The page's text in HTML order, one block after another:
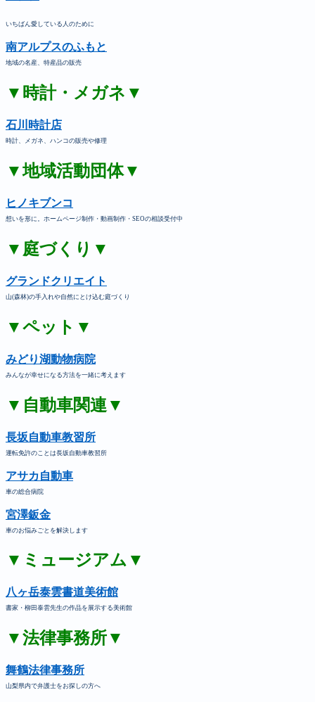
いちばん愛している人のために
南アルプスのふもと
地域の名産、特産品の販売
▼時計・メガネ▼
石川時計店
時計、メガネ、ハンコの販売や修理
▼地域活動団体▼
ヒノキブンコ
想いを形に。ホームページ制作・動画制作・SEOの相談受付中
▼庭づくり▼
グランドクリエイト
山(森林)の手入れや自然にとけ込む庭づくり
▼ペット▼
みどり湖動物病院
みんなが幸せになる方法を一緒に考えます
▼自動車関連▼
長坂自動車教習所
運転免許のことは長坂自動車教習所
アサカ自動車
車の総合病院
宮澤鈑金
車のお悩みごとを解決します
▼ミュージアム▼
八ヶ岳泰雲書道美術館
書家・柳田泰雲先生の作品を展示する美術館
▼法律事務所▼
舞鶴法律事務所
山梨県内で弁護士をお探しの方へ